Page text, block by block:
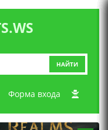
НАЙТИ
Форма входа